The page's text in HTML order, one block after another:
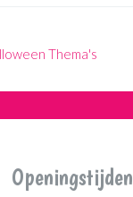
Thema's
Openingstijden